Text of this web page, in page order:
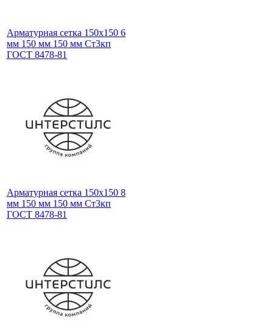
Арматурная сетка 150х150 6
мм 150 мм 150 мм Ст3кп
ГОСТ 8478-81
Арматурная сетка 150х150 8
мм 150 мм 150 мм Ст3кп
ГОСТ 8478-81